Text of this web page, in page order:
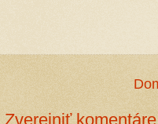
Zverejniť